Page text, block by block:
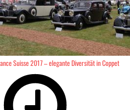
Suisse 2017 – elegante Diversität in Coppet